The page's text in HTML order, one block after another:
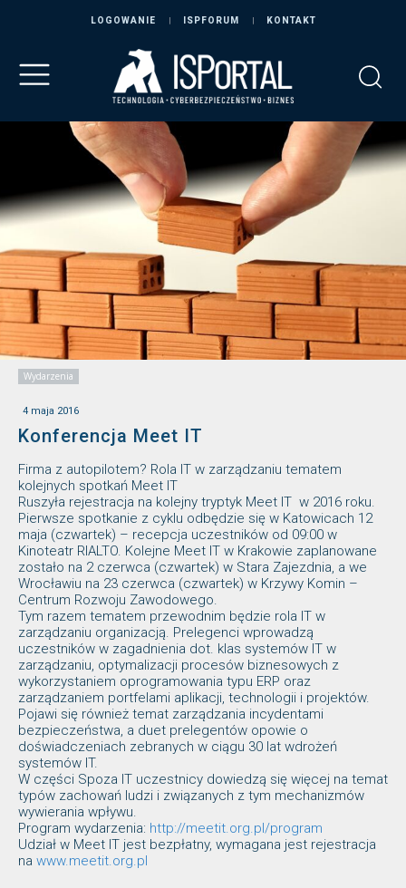
LOGOWANIE ISPFORUM KONTAKT
Wydarzenia
4 maja 2016
Konferencja Meet IT
Firma z autopilotem? Rola IT w zarządzaniu tematem
kolejnych spotkań Meet IT
Ruszyła rejestracja na kolejny tryptyk Meet IT w 2016 roku.
Pierwsze spotkanie z cyklu odbędzie się w Katowicach 12
maja (czwartek) – recepcja uczestników od 09:00 w
Kinoteatr RIALTO. Kolejne Meet IT w Krakowie zaplanowane
zostało na 2 czerwca (czwartek) w Stara Zajezdnia, a we
Wrocławiu na 23 czerwca (czwartek) w Krzywy Komin –
Centrum Rozwoju Zawodowego.
Tym razem tematem przewodnim będzie rola IT w
zarządzaniu organizacją. Prelegenci wprowadzą
uczestników w zagadnienia dot. klas systemów IT w
zarządzaniu, optymalizacji procesów biznesowych z
wykorzystaniem oprogramowania typu ERP oraz
zarządzaniem portfelami aplikacji, technologii i projektów.
Pojawi się również temat zarządzania incydentami
bezpieczeństwa, a duet prelegentów opowie o
doświadczeniach zebranych w ciągu 30 lat wdrożeń
systemów IT.
W części Spoza IT uczestnicy dowiedzą się więcej na temat
typów zachowań ludzi i związanych z tym mechanizmów
wywierania wpływu.
Program wydarzenia: http://meetit.org.pl/program
Udział w Meet IT jest bezpłatny, wymagana jest rejestracja
na www.meetit.org.pl